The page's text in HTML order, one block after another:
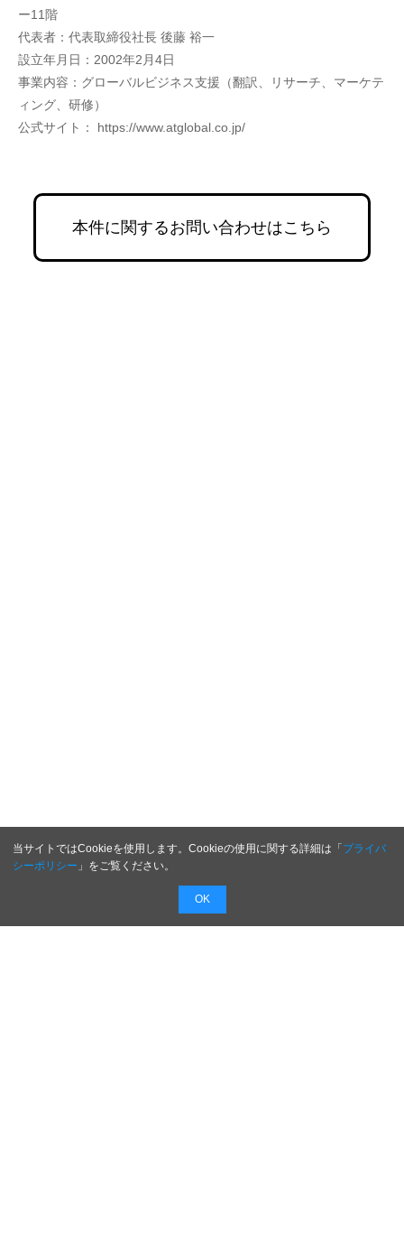
当サイトではCookieを使用します。Cookieの使用に関する詳細は「プライバ
シーポリシー 」をご覧ください。
OK
ー11階
代表者：代表取締役社⻑ 後藤 裕一
設⽴年⽉⽇：2002年2⽉4⽇
事業内容：グローバルビジネス支援（翻訳、リサーチ、マーケテ
ィング、研修）
公式サイト： https://www.atglobal.co.jp/
本件に関するお問い合わせはこちら